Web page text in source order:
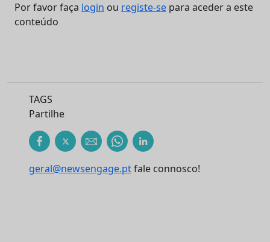
Por favor faça login ou registe-se para aceder a este
conteúdo
TAGS
Partilhe
geral@newsengage.ptfale connosco!